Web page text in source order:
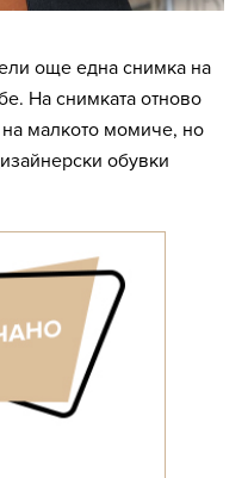
още една снимка на
На снимката отново
на малкото момиче, но
обувки